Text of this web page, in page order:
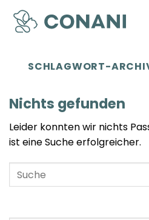
Zum
Inhalt
springen
SCHLAGWORT-
Nichts gefunden
Leider konnten wir nichts
ist eine Suche erfolgreicher.